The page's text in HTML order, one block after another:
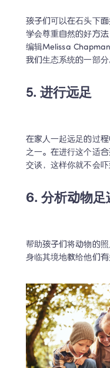
孩子们可以在石头下
学会尊重自然的好方
编辑Melissa
我们生态系统的一部分
5. 进行远足
在家人一起远足的过
之一。在进行这个适
交谈，这样你就不会吓
6. 分析动物足
帮助孩子们将动物的
身临其境地教给他们